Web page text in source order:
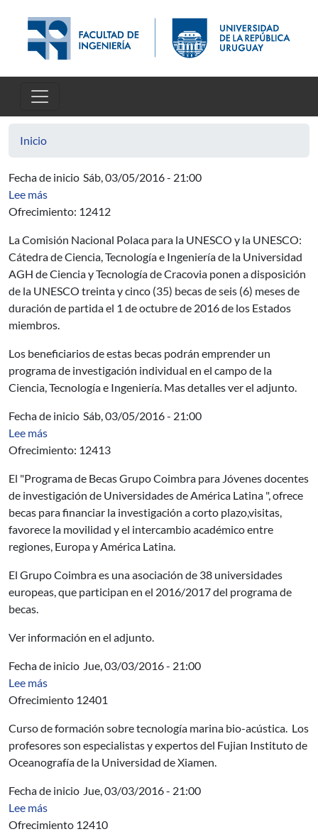
Inicio
Fecha de inicio Sáb, 03/05/2016 - 21:00
Lee mássobre AUCI - Programa UNESCO / POLONIA Becas
Ofrecimiento: 12412
La Comisión Nacional Polaca para la UNESCO y la UNESCO:
Cátedra de Ciencia, Tecnología e Ingeniería de la Universidad
AGH de Ciencia y Tecnología de Cracovia ponen a disposición
de la UNESCO treinta y cinco (35) becas de seis (6) meses de
duración de partida el 1 de octubre de 2016 de los Estados
miembros.
Los beneficiarios de estas becas podrán emprender un
programa de investigación individual en el campo de la
Ciencia, Tecnología e Ingeniería. Mas detalles ver el adjunto.
Fecha de inicio Sáb, 03/05/2016 - 21:00
Lee mássobre AUCI - Programa para Jóvenes Grupo Coimbra
Ofrecimiento: 12413
El "Programa de Becas Grupo Coimbra para Jóvenes docentes
de investigación de Universidades de América Latina ", ofrece
becas para financiar la investigación a corto plazo,visitas,
favorece la movilidad y el intercambio académico entre
regiones, Europa y América Latina.
El Grupo Coimbra es una asociación de 38 universidades
europeas, que participan en el 2016/2017 del programa de
becas.
Ver información en el adjunto.
Fecha de inicio Jue, 03/03/2016 - 21:00
Lee mássobre OPP - Curso de capacitación sobre Tecnología
Ofrecimiento 12401
Curso de formación sobre tecnología marina bio-acústica. Los
profesores son especialistas y expertos del Fujian Instituto de
Oceanografía de la Universidad de Xiamen.
Fecha de inicio Jue, 03/03/2016 - 21:00
Lee mássobre OPP - Curso de formación en Ingeniería de
Ofrecimiento 12410